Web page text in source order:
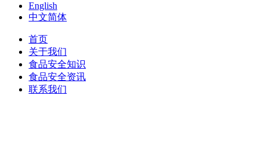
English
中文简体
首页
关于我们
食品安全知识
食品安全资讯
联系我们